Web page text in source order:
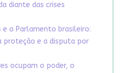
diante das crises
e o Parlamento brasileiro:
proteção e a disputa por
ocupam o poder, o